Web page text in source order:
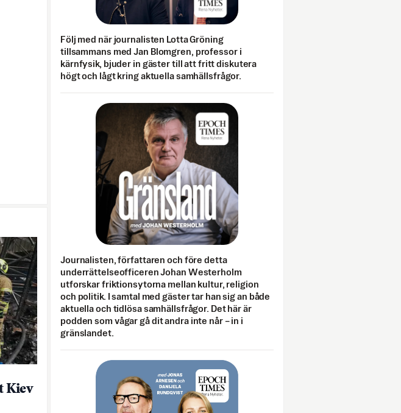
Kiev
Följ med när journalisten Lotta Gröning
tillsammans med Jan Blomgren, professor i
kärnfysik, bjuder in gäster till att fritt diskutera
högt och lågt kring aktuella samhällsfrågor.
Journalisten, författaren och före detta
underrättelseofficeren Johan Westerholm
utforskar friktionsytorna mellan kultur, religion
och politik. I samtal med gäster tar han sig an både
aktuella och tidlösa samhällsfrågor. Det här är
podden som vågar gå dit andra inte når – in i
gränslandet.